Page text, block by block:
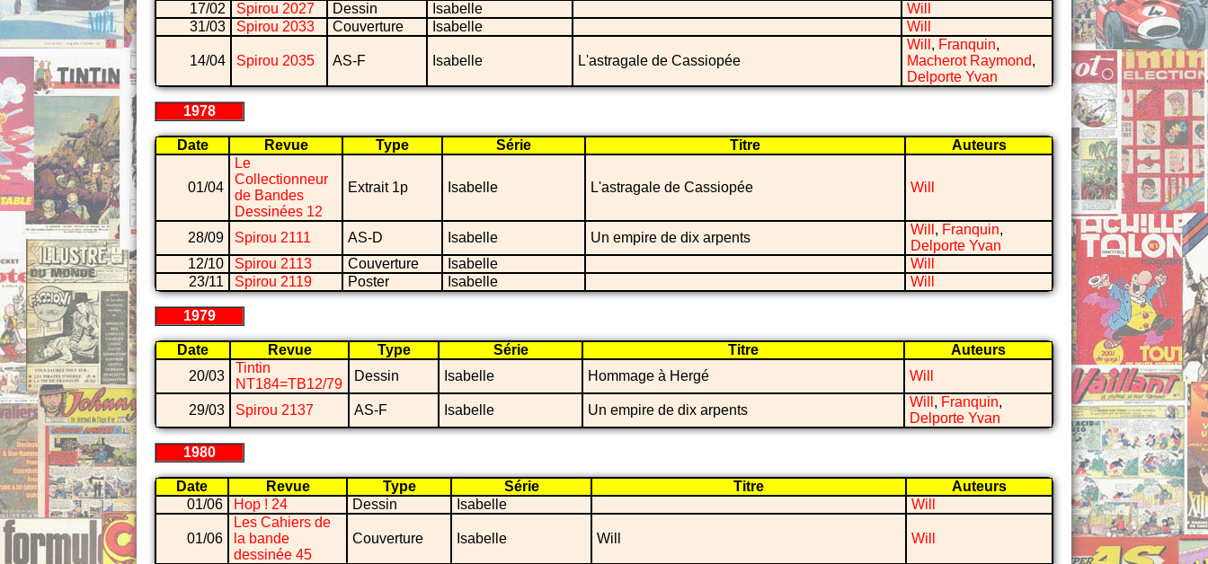
17/02
Spirou 2027 Dessin Isabelle
Will
31/03
Spirou 2033 Couverture Isabelle Will
14/04 Spirou 2035 AS-F Isabelle L'astragale de Cassiopée
Will , Franquin,
Macherot Raymond,
Delporte Yvan
1978
Date Revue Type Série Titre Auteurs
01/04
Le
Collectionneur
de Bandes
Dessinées 12
Extrait 1p Isabelle L'astragale de Cassiopée Will
28/09 Spirou 2111 AS-D Isabelle Un empire de dix arpents
Will , Franquin,
Delporte Yvan
12/10
Spirou 2113 Couverture Isabelle
Will
23/11
Spirou 2119 Poster Isabelle Will
1979
Date Revue Type Série Titre
Auteurs
20/03
Tintin
NT184=TB12/79
Dessin Isabelle Hommage à Hergé Will
29/03 Spirou 2137 AS-F Isabelle Un empire de dix arpents
Will , Franquin,
Delporte Yvan
1980
Date Revue Type Série Titre
Auteurs
01/06
Hop ! 24 Dessin Isabelle Will
01/06
Les Cahiers de
la bande
dessinée 45
Couverture Isabelle Will Will